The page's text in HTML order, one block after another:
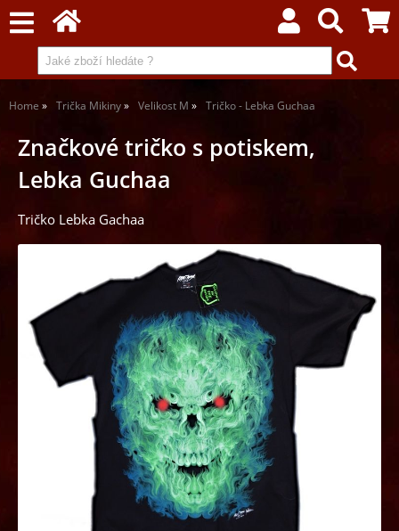
Home Trička Mikiny Velikost M Tričko - Lebka Guchaa
Značkové tričko s potiskem,
Lebka Guchaa
Tričko Lebka Gachaa